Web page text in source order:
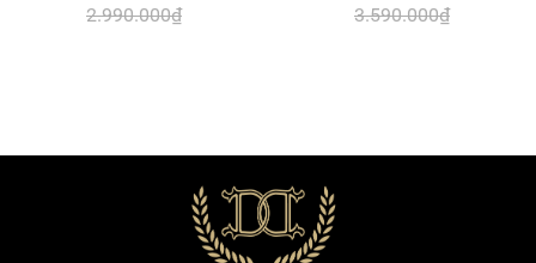
2.990.000₫
3.590.000₫